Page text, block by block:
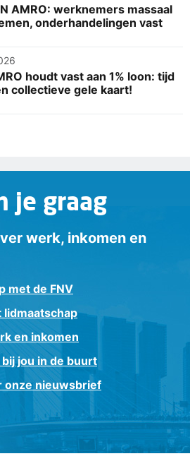
AMRO: werknemers massaal
onderhandelingen vast
houdt vast aan 1% loon: tijd
collectieve gele kaart!
je graag
werk, inkomen en
met de FNV
en inkomen
jou in de buurt
onze nieuwsbrief